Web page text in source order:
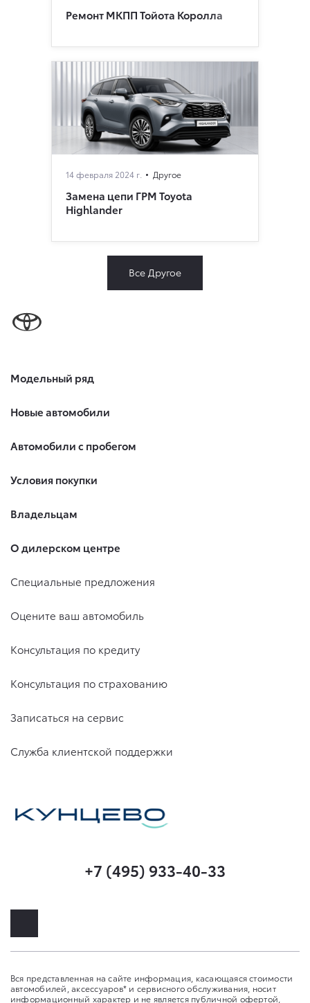
Ремонт МКПП Тойота Королла
14 февраля 2024 г. Другое
Замена цепи ГРМ Toyota
Highlander
Все Другое
Модельный ряд
Новые автомобили
Автомобили с пробегом
Условия покупки
Владельцам
О дилерском центре
Специальные предложения
Оцените ваш автомобиль
Консультация по кредиту
Консультация по страхованию
Записаться на сервис
Служба клиентской поддержки
+7 (495) 933-40-33
Вся представленная на сайте информация, касающаяся стоимости
автомобилей, аксессуаров* и сервисного обслуживания, носит
информационный характер и не является публичной офертой,